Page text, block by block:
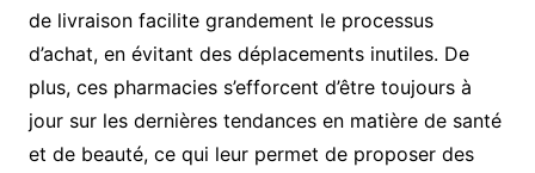
de livraison facilite grandement le processus
d’achat, en évitant des déplacements inutiles. De
plus, ces pharmacies s’efforcent d’être toujours à
jour sur les dernières tendances en matière de santé
et de beauté, ce qui leur permet de proposer des